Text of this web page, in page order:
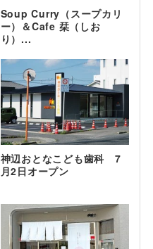
Soup Curry（スープカリ
ー）＆Cafe 栞（しお
り）...
神辺おとなこども歯科 7
月2日オープン